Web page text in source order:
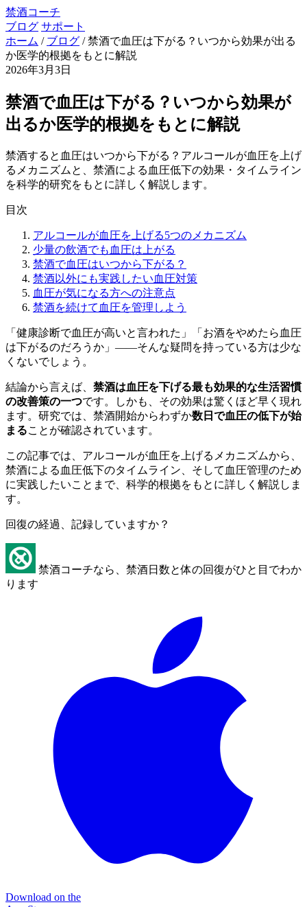
禁酒コーチ
ブログ サポート
ホーム / ブログ / 禁酒で血圧は下がる？いつから効果が出る
か医学的根拠をもとに解説
2026年3月3日
禁酒で血圧は下がる？いつから効果が
出るか医学的根拠をもとに解説
禁酒すると血圧はいつから下がる？アルコールが血圧を上げ
るメカニズムと、禁酒による血圧低下の効果・タイムライン
を科学的研究をもとに詳しく解説します。
目次
アルコールが血圧を上げる5つのメカニズム
少量の飲酒でも血圧は上がる
禁酒で血圧はいつから下がる？
禁酒以外にも実践したい血圧対策
血圧が気になる方への注意点
禁酒を続けて血圧を管理しよう
「健康診断で血圧が高いと言われた」「お酒をやめたら血圧
は下がるのだろうか」——そんな疑問を持っている方は少な
くないでしょう。
結論から言えば、 禁酒は血圧を下げる最も効果的な生活習慣
の改善策の一つです。しかも、その効果は驚くほど早く現れ
ます。研究では、禁酒開始からわずか数日で血圧の低下が始
まることが確認されています。
この記事では、アルコールが血圧を上げるメカニズムから、
禁酒による血圧低下のタイムライン、そして血圧管理のため
に実践したいことまで、科学的根拠をもとに詳しく解説しま
す。
回復の経過、記録していますか？
禁酒コーチなら、禁酒日数と体の回復がひと目でわか
ります
Download on the